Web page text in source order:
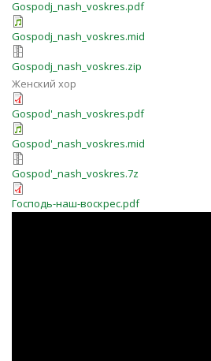
Gospodj_nash_voskres.pdf
Gospodj_nash_voskres.mid
Gospodj_nash_voskres.zip
Женский хор
Gospod'_nash_voskres.pdf
Gospod'_nash_voskres.mid
Gospod'_nash_voskres.7z
Господь-наш-воскрес.pdf